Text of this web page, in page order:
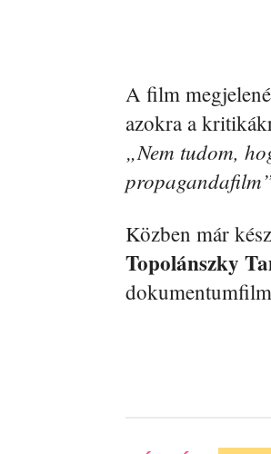
A film
azokra a
„Nem tudom,
Közben már
Topolánszky